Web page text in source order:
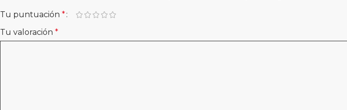
Tu puntuación *
Tu valoración *